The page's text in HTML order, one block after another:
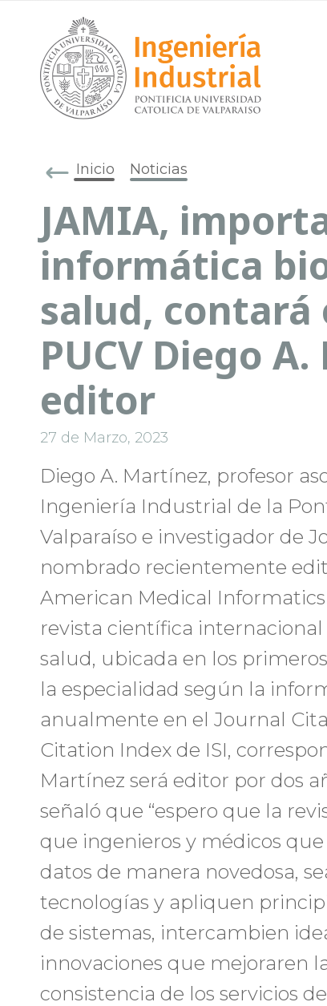
Inicio Noticias
JAMIA,
informática
salud, contará
PUCV Diego
editor
27 de Marzo, 2023
Diego A. Martínez, profesor
Ingeniería Industrial de la
Valparaíso e investigador de
nombrado recientemente
American Medical
revista científica
salud, ubicada en los
la especialidad según la
anualmente en el Journal
Citation Index de ISI,
Martínez será editor por dos
señaló que “espero que la
que ingenieros y médicos
datos de manera novedosa,
tecnologías y apliquen
de sistemas, intercambien
innovaciones que mejoraren
consistencia de los servicios